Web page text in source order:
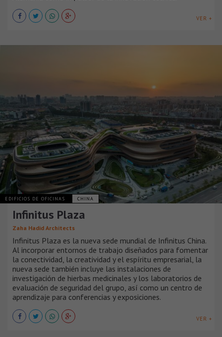
VER +
EDIFICIOS DE OFICINAS CHINA
Infinitus Plaza
Zaha Hadid Architects
Infinitus Plaza es la nueva sede mundial de Infinitus China.
Al incorporar entornos de trabajo diseñados para fomentar
la conectividad, la creatividad y el espíritu empresarial, la
nueva sede también incluye las instalaciones de
investigación de hierbas medicinales y los laboratorios de
evaluación de seguridad del grupo, así como un centro de
aprendizaje para conferencias y exposiciones.
VER +